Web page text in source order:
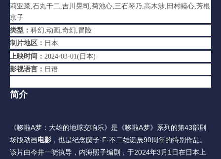
莉亚菜,石丸干二,吉川晃司,菊池心,三石琴乃,高木涉,田村睦心,芳根
京子
类型： 科幻,动画,奇幻,冒险
制片地区： 日本
上映时间： 2024-03-01(日本)
影视语言： 日语
简介
《哆啦A梦：大雄的地球交响乐》是《哆啦A梦》系列的第43部剧
场版动画电影 ，也是纪念藤子·F·不二雄诞辰90周年的特别作品。
该片由今井一晓执导，内海照子编剧，于2024年3月1日在日本上